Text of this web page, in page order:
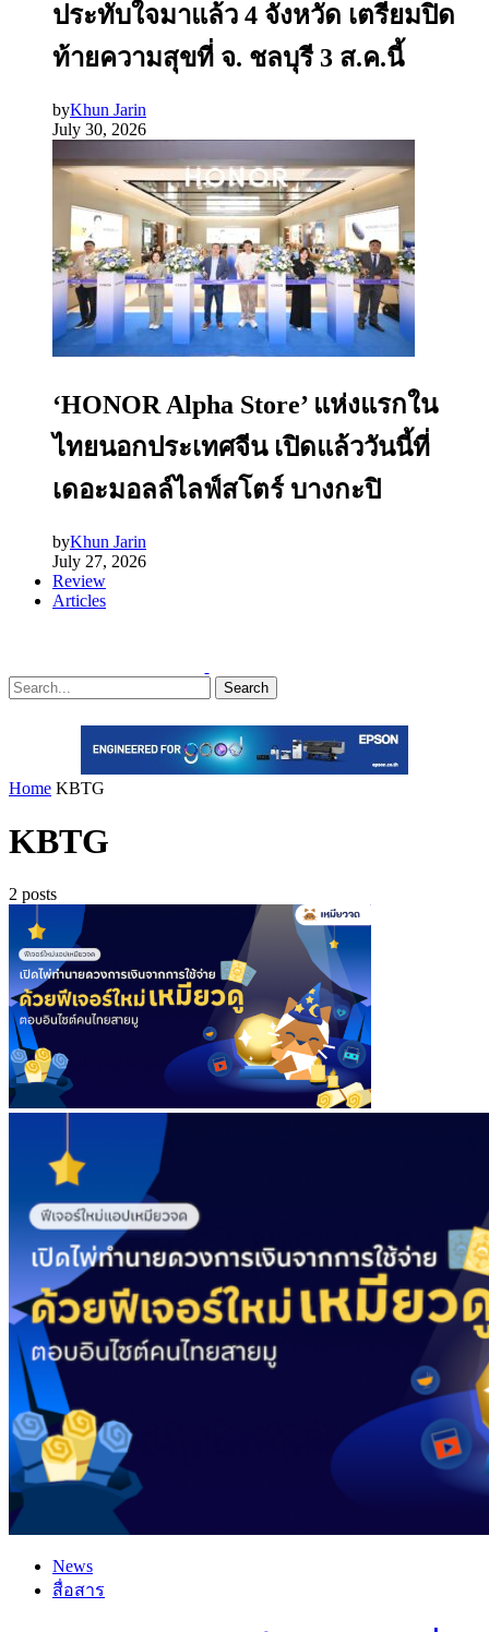
ประทับใจมาแล้ว 4 จังหวัด เตรียมปิด
ท้ายความสุขที่ จ. ชลบุรี 3 ส.ค.นี้
byKhun Jarin
July 30, 2026
‘HONOR Alpha Store’ แห่งแรกใน
ไทยนอกประเทศจีน เปิดแล้ววันนี้ที่
เดอะมอลล์ไลฟ์สโตร์ บางกะปิ
byKhun Jarin
July 27, 2026
Review
Articles
Search
Home KBTG
KBTG
2 posts
News
สื่อสาร